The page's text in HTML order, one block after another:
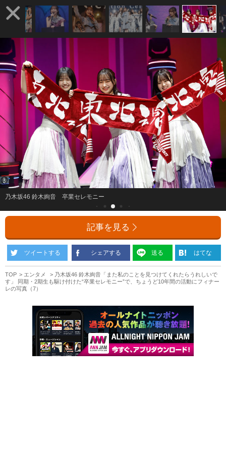
乃木坂46 鈴木絢音 卒業セレモニー
記事を見る
ツイートする シェアする 送る はてな
TOP エンタメ
乃木坂46 鈴木絢音「また私のことを見つけてくれたらうれしいで
す」 同期・2期生も駆け付けた“卒業セレモニー”で、ちょうど10年間の活動にフィナー
レの写真（7）